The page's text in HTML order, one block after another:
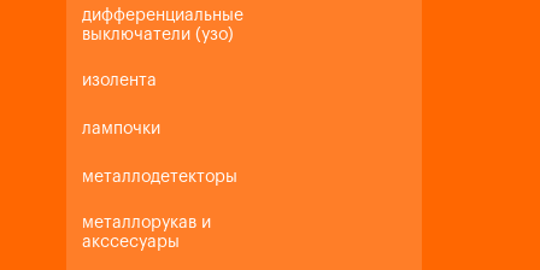
дифференциальные
выключатели (узо)
изолента
лампочки
металлодетекторы
металлорукав и
акссесуары